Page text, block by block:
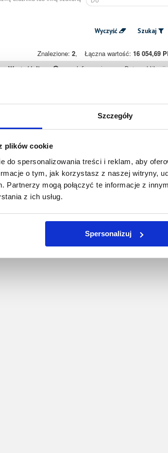
Szczegóły
plików cookie
do spersonalizowania treści i reklam, aby
o tym, jak korzystasz z naszej witryny,
Partnerzy mogą połączyć te informacje z
z ich usług.
Spersonalizuj
Wyczyść Szukaj
Znalezione: 2, Łączna wartość: 16 054,69
Wartość długu Informacje Data publikacji
nakaz zapłaty